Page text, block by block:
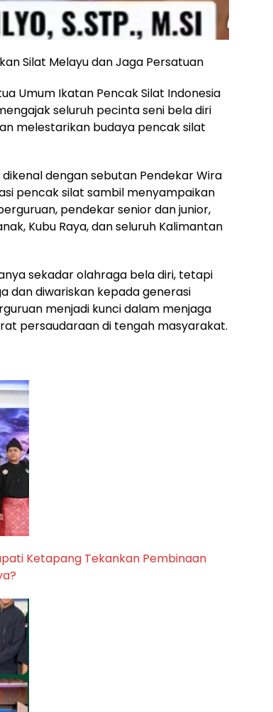
Silat Melayu dan Jaga Persatuan
Umum Ikatan Pencak Silat Indonesia
seluruh pecinta seni bela diri
melestarikan budaya pencak silat
dengan sebutan Pendekar Wira
pencak silat sambil menyampaikan
pendekar senior dan junior,
Kubu Raya, dan seluruh Kalimantan
sekadar olahraga bela diri, tetapi
dan diwariskan kepada generasi
menjadi kunci dalam menjaga
persaudaraan di tengah masyarakat.
Ketapang Tekankan Pembinaan